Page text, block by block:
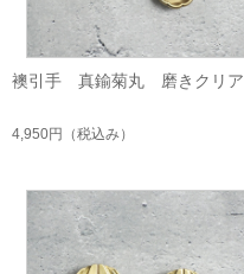
襖引手 真鍮菊丸 磨きクリア
4,950円 （税込み）